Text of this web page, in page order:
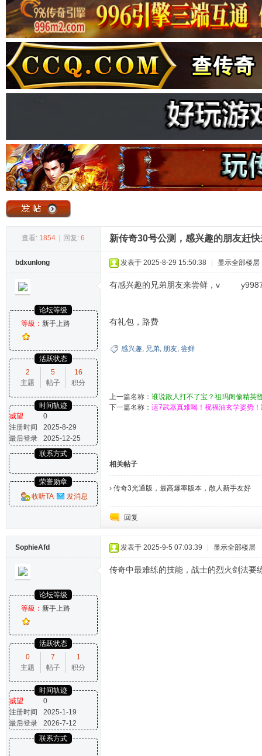
传
奇
坛
» › ›
查看: 1854 回复: 6 新传奇30号公测，感兴趣的朋友赶
bdxunlong
论坛等级
等級： 新手上路
活跃状态
2
主题
5
帖子
16
积分
时间轨迹
威望
0
注册时间
2025-8-29
最后登录
2025-12-25
联系方式
荣誉勋章
收听TA
发消息
发表于 2025-8-29 15:50:38 显示全部楼层
有感兴趣的兄弟朋友来尝鲜，v
有礼包，路费
感兴趣, 兄弟, 朋友, 尝鲜
上一篇名称： 谁说散人打不了宝？祖玛阁偷精英
下一篇名称： 运7武器真难喝！祝福油玄学姿势
相关帖子
› 传奇3光通版，最高爆率版本，散人新手友好
回复
SophieAfd
论坛等级
等級： 新手上路
活跃状态
0
主题
7
帖子
1
积分
时间轨迹
威望
0
注册时间
2025-1-19
最后登录
2026-7-12
联系方式
发表于 2025-9-5 07:03:39 显示全部楼层
传奇中最难练的技能，战士的烈火剑法要